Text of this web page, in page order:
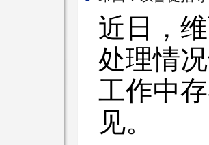
近日，
处理情
工作中
见。